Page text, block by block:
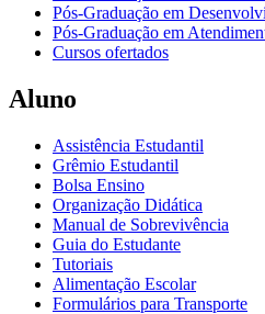
Pós-Graduação em
Pós-Graduação em
Cursos ofertados
Aluno
Assistência Estudantil
Grêmio Estudantil
Bolsa Ensino
Organização Didática
Manual de Sobrevivência
Guia do Estudante
Tutoriais
Alimentação Escolar
Formulários para Transporte